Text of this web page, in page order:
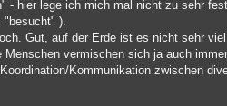
- hier lege ich mich mal nicht zu sehr
"besucht" ).
Gut, auf der Erde ist es nicht sehr
vermischen sich ja auch
Kommunikation zwischen